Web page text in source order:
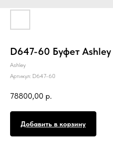
D647-60 Буфет
Ashley
Артикул: D647-60
78800,00 р.
Добавить в корзину